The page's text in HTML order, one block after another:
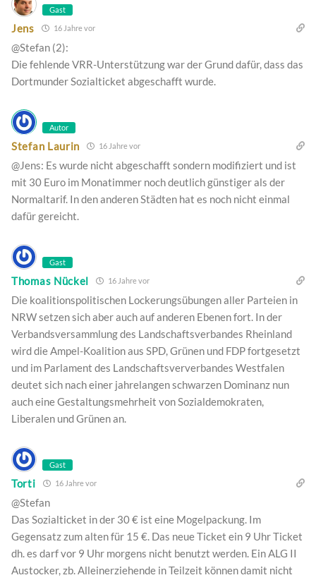
Gast
Jens 16 Jahre vor
@Stefan (2):
Die fehlende VRR-Unterstützung war der Grund dafür, dass das
Dortmunder Sozialticket abgeschafft wurde.
Autor
Stefan Laurin 16 Jahre vor
@Jens: Es wurde nicht abgeschafft sondern modifiziert und ist
mit 30 Euro im Monatimmer noch deutlich günstiger als der
Normaltarif. In den anderen Städten hat es noch nicht einmal
dafür gereicht.
Gast
Thomas Nückel 16 Jahre vor
Die koalitionspolitischen Lockerungsübungen aller Parteien in
NRW setzen sich aber auch auf anderen Ebenen fort. In der
Verbandsversammlung des Landschaftsverbandes Rheinland
wird die Ampel-Koalition aus SPD, Grünen und FDP fortgesetzt
und im Parlament des Landschaftsververbandes Westfalen
deutet sich nach einer jahrelangen schwarzen Dominanz nun
auch eine Gestaltungsmehrheit von Sozialdemokraten,
Liberalen und Grünen an.
Gast
Torti 16 Jahre vor
@Stefan
Das Sozialticket in der 30 € ist eine Mogelpackung. Im
Gegensatz zum alten für 15 €. Das neue Ticket ein 9 Uhr Ticket
dh. es darf vor 9 Uhr morgens nicht benutzt werden. Ein ALG II
Austocker, zb. Alleinerziehende in Teilzeit können damit nicht